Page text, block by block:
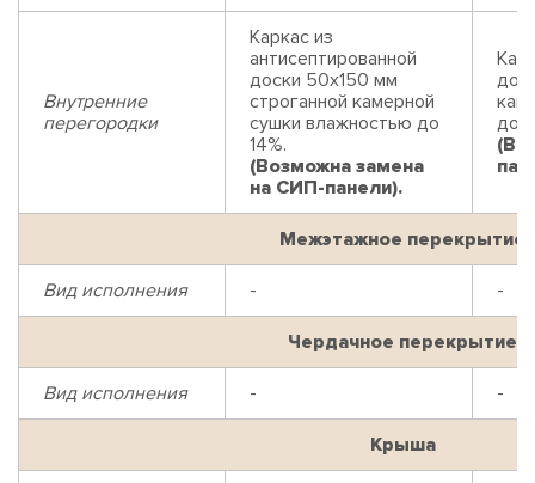
Внутренние
перегородки
Каркас из
антисептированной
доски 50х150 мм
строганной камерной
сушки влажностью до
14%.
(Возможна замена
на СИП-панели).
до
Межэтажное перекрытие
Вид исполнения - -
Чердачное перекрытие
Вид исполнения - -
Крыша